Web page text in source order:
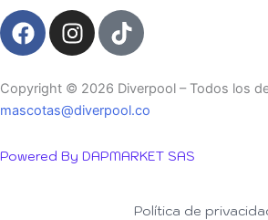
F
a
e
b
o
I
n
t
a
r
T
i
t
o
Copyright ©️ 2026 Diverpool – Todos los
mascotas@diverpool.co
Powered By DAPMARKET SAS
Política de